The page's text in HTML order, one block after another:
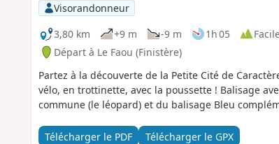
Visorandonneur
3,80 km
+9 m -9 m 1h 05
Départ à Le Faou (Finistère)
Partez à la découverte de la Petite Cité de
vélo, en trottinette, avec la poussette ! Balisage
commune (le léopard) et du balisage Bleu
Télécharger le PDF Télécharger le GPX